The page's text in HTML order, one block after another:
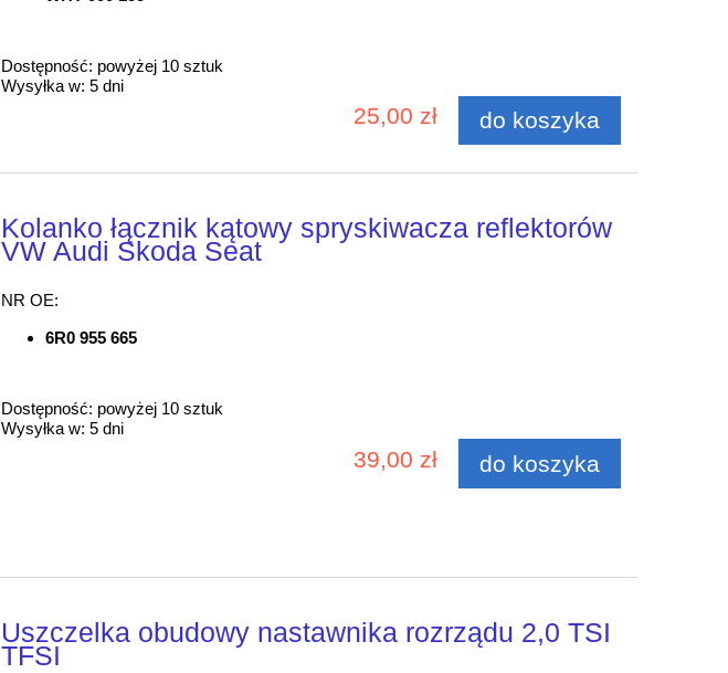
Dostępność: powyżej 10 sztuk
Wysyłka w: 5 dni
25,00 zł do koszyka
Kolanko łącznik kątowy spryskiwacza reflektorów
VW Audi Skoda Seat
NR OE:
6R0 955 665
Dostępność: powyżej 10 sztuk
Wysyłka w: 5 dni
39,00 zł do koszyka
Uszczelka obudowy nastawnika rozrządu 2,0 TSI
TFSI